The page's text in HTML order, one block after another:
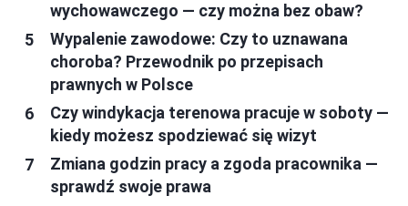
wychowawczego — czy można bez obaw?
Wypalenie zawodowe: Czy to uznawana
choroba? Przewodnik po przepisach
prawnych w Polsce
Czy windykacja terenowa pracuje w soboty —
kiedy możesz spodziewać się wizyt
Zmiana godzin pracy a zgoda pracownika —
sprawdź swoje prawa